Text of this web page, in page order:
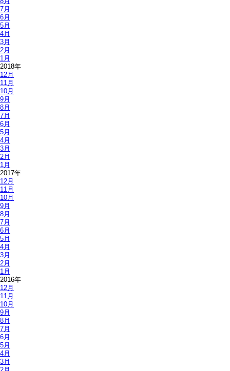
7月
6月
5月
4月
3月
2月
1月
2018年
12月
11月
10月
9月
8月
7月
6月
5月
4月
3月
2月
1月
2017年
12月
11月
10月
9月
8月
7月
6月
5月
4月
3月
2月
1月
2016年
12月
11月
10月
9月
8月
7月
6月
5月
4月
3月